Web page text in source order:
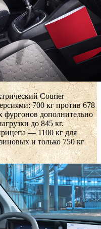
Courier
700 кг против 678
фургонов дополнительно
до 845 кг.
— 1100 кг для
и только 750 кг